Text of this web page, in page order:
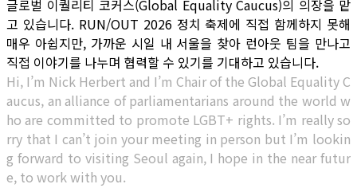
글로벌 이퀄리티 코커스(Global Equality Caucus)의 의장을 맡
고 있습니다. RUN/OUT 2026 정치 축제에 직접 함께하지 못해
매우 아쉽지만, 가까운 시일 내 서울을 찾아 런아웃 팀을 만나고
직접 이야기를 나누며 협력할 수 있기를 기대하고 있습니다.
Hi, I’m Nick Herbert and I’m Chair of the Global Equality C
aucus, an alliance of parliamentarians around the world w
ho are committed to promote LGBT+ rights. I’m really so
rry that I can’t join your meeting in person but I’m lookin
g forward to visiting Seoul again, I hope in the near futur
e, to work with you.